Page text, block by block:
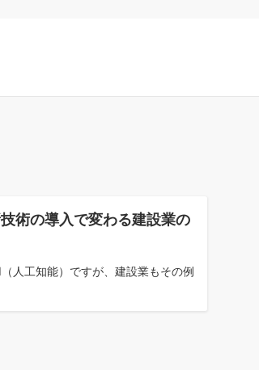
術の導入で変わる建設業の
人工知能）ですが、建設業もその例